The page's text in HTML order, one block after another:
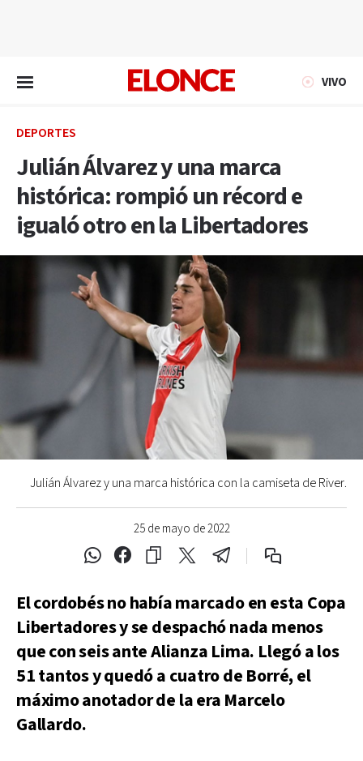
VIVO
DEPORTES
Julián Álvarez y una marca
histórica: rompió un récord e
igualó otro en la Libertadores
25 de mayo de 2022
Julián Álvarez y una marca histórica con la camiseta de River.
El cordobés no había marcado en esta Copa
Libertadores y se despachó nada menos
que con seis ante Alianza Lima. Llegó a los
51 tantos y quedó a cuatro de Borré, el
máximo anotador de la era Marcelo
Gallardo.